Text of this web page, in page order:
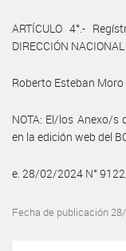
ARTÍCULO 4°.-
DIRECCIÓN
Roberto Esteban Moro
NOTA: El/los Anexo/s
en la edición web del
e. 28/02/2024 N°
Fecha de publicación